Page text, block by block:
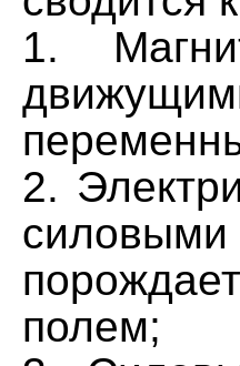
1.
2.
полем;